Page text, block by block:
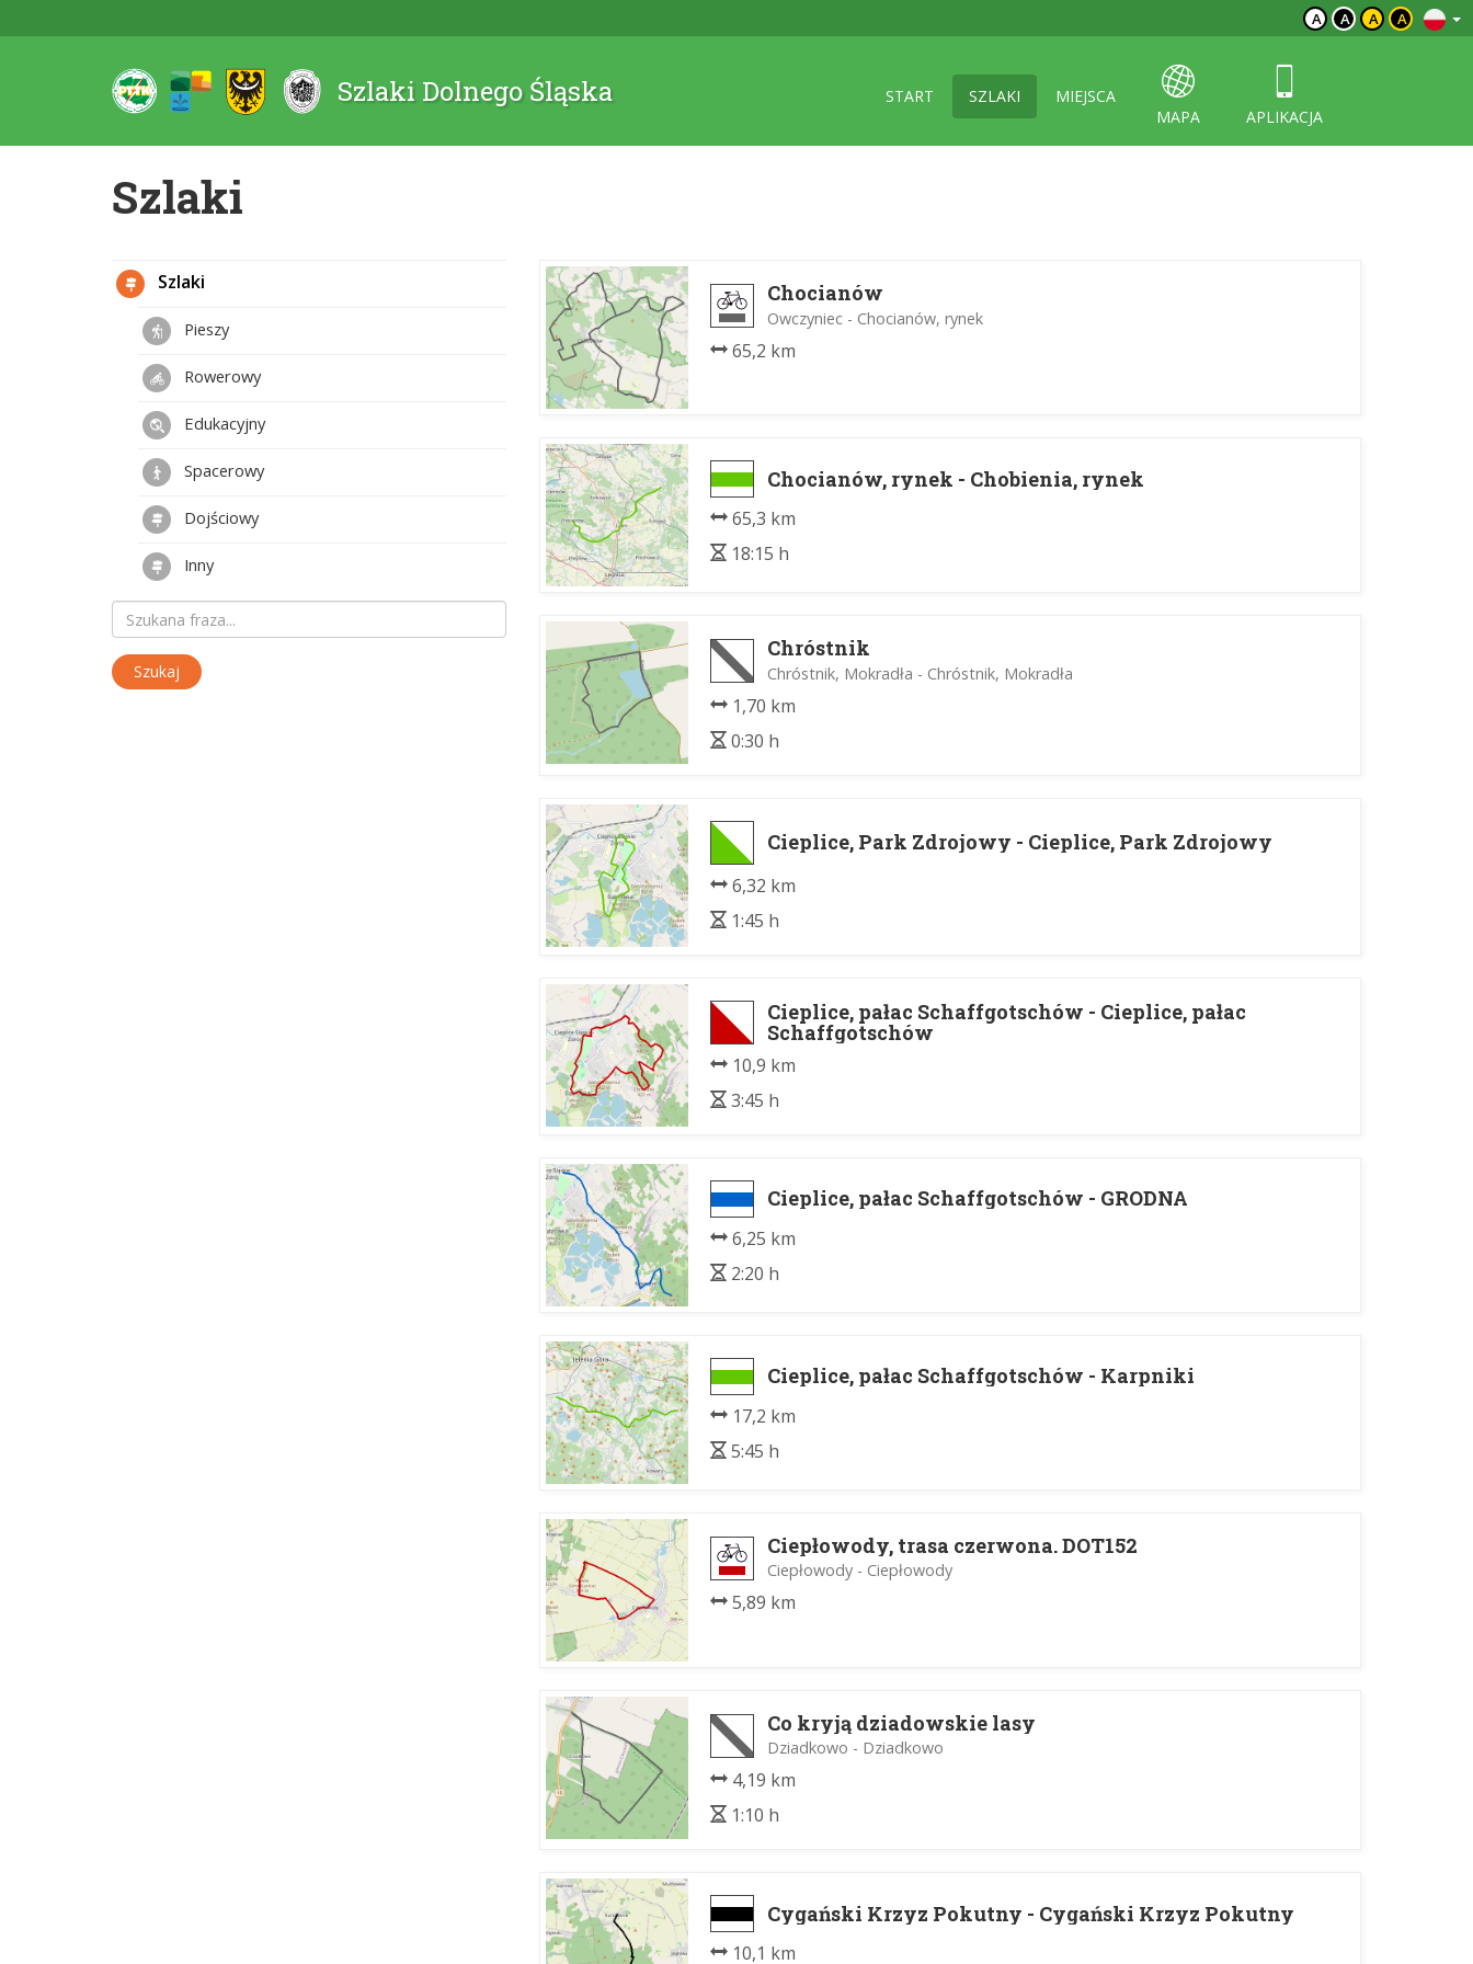
A A A A
Szlaki Dolnego Śląska START SZLAKI
MIEJSCA
MAPA
APLIKACJA
Szlaki
Chocianów
Owczyniec - Chocianów, rynek
65,2 km
Chocianów, rynek - Chobienia, rynek
65,3 km
18:15 h
Chróstnik
Chróstnik, Mokradła - Chróstnik, Mokradła
1,70 km
0:30 h
Cieplice, Park Zdrojowy - Cieplice, Park Zdrojowy
6,32 km
1:45 h
Cieplice, pałac Schaffgotschów - Cieplice, pałac
Schaffgotschów
10,9 km
3:45 h
Cieplice, pałac Schaffgotschów - GRODNA
6,25 km
2:20 h
Cieplice, pałac Schaffgotschów - Karpniki
17,2 km
5:45 h
Ciepłowody, trasa czerwona. DOT152
Ciepłowody - Ciepłowody
5,89 km
Co kryją dziadowskie lasy
Dziadkowo - Dziadkowo
4,19 km
1:10 h
Cygański Krzyz Pokutny - Cygański Krzyz Pokutny
10,1 km
Szlaki
Pieszy
Rowerowy
Edukacyjny
Spacerowy
Dojściowy
Inny